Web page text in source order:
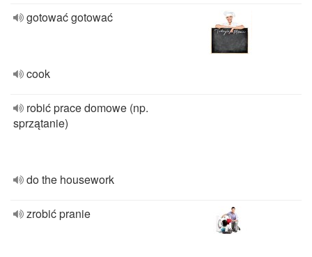
gotować gotować
cook
robić prace domowe (np.
sprzątanie)
do the housework
zrobić pranie